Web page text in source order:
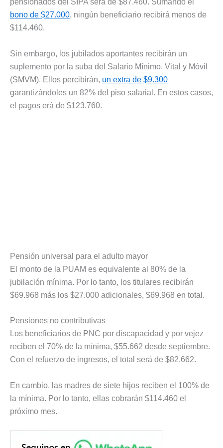
pensionados del SIPA será de $87.460. Sumando el
bono de $27.000, ningún beneficiario recibirá menos de
$114.460.
Sin embargo, los jubilados aportantes recibirán un
suplemento por la suba del Salario Mínimo, Vital y Móvil
(SMVM). Ellos percibirán, un extra de $9.300
garantizándoles un 82% del piso salarial. En estos casos,
el pagos erá de $123.760.
Pensión universal para el adulto mayor
El monto de la PUAM es equivalente al 80% de la
jubilación mínima. Por lo tanto, los titulares recibirán
$69.968 más los $27.000 adicionales, $69.968 en total.
Pensiones no contributivas
Los beneficiarios de PNC por discapacidad y por vejez
reciben el 70% de la mínima, $55.662 desde septiembre.
Con el refuerzo de ingresos, el total será de $82.662.
En cambio, las madres de siete hijos reciben el 100% de
la mínima. Por lo tanto, ellas cobrarán $114.460 el
próximo mes.